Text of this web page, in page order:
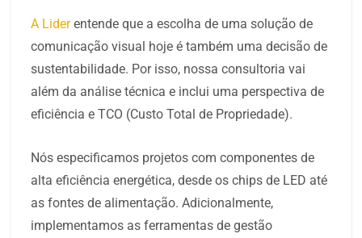
A Liderentende que a escolha de uma solução de
comunicação visual hoje é também uma decisão de
sustentabilidade. Por isso, nossa consultoria vai
além da análise técnica e inclui uma perspectiva de
eficiência e TCO (Custo Total de Propriedade).
Nós especificamos projetos com componentes de
alta eficiência energética, desde os chips de LED até
as fontes de alimentação. Adicionalmente,
implementamos as ferramentas de gestão